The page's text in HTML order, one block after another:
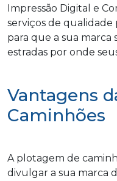
Impressão Digital e
serviços de qualidade
para que a sua marca
estradas por onde
Vantagens
Caminhões
A plotagem de
divulgar a sua marca